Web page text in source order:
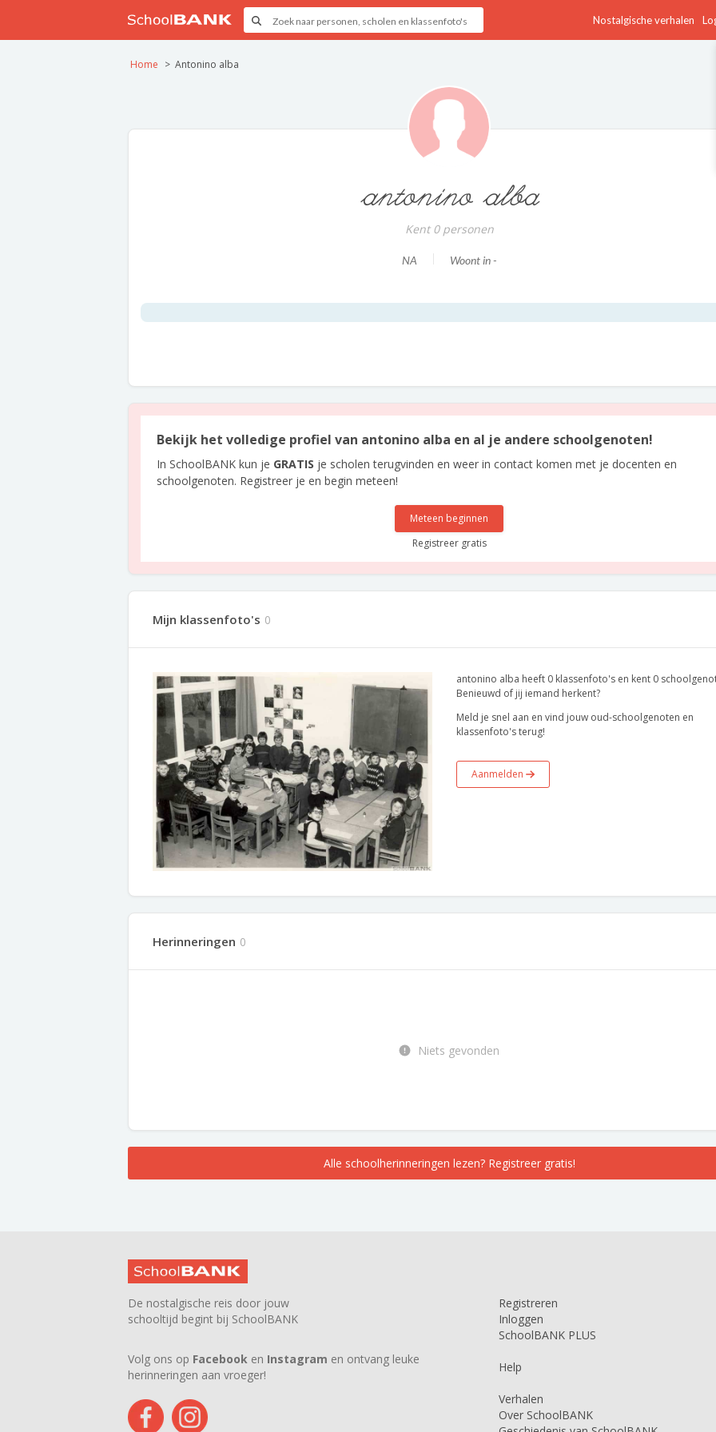
Nostalgische verhalen
Home Antonino alba
antonino alba
Kent 0 personen
NA Woont in -
Bekijk het volledige profiel van antonino alba en al je andere schoolgenoten!
In SchoolBANK kun je GRATIS je scholen terugvinden en weer in contact komen met je docenten en
schoolgenoten. Registreer je en begin meteen!
Meteen beginnen
Registreer gratis
Mijn klassenfoto's 0
antonino alba heeft 0 klassenfoto's en kent 0
Benieuwd of jij iemand herkent?
Meld je snel aan en vind jouw oud-schoolgenoten en
klassenfoto's terug!
Aanmelden
Herinneringen 0
Niets gevonden
Alle schoolherinneringen lezen? Registreer gratis!
De nostalgische reis door jouw
schooltijd begint bij SchoolBANK
Volg ons op Facebook en Instagram en ontvang leuke
herinneringen aan vroeger!
Registreren
Inloggen
SchoolBANK PLUS
Help
Verhalen
Over SchoolBANK